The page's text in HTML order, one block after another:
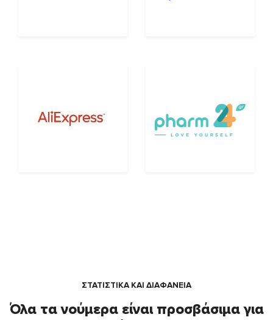
ΣΤΑΤΙΣΤΙΚΑ ΚΑΙ ΔΙΑΦΑΝΕΙΑ
Όλα τα νούμερα είναι προσβάσιμα για